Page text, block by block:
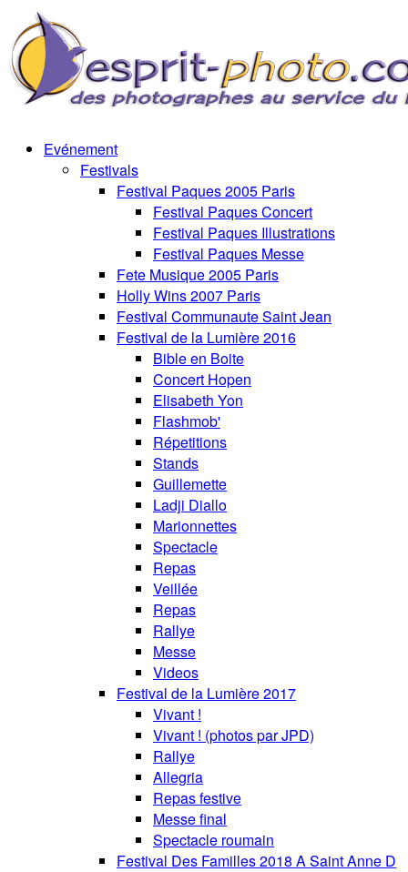
Evénement
Festivals
Festival Paques 2005 Paris
Festival Paques Concert
Festival Paques Illustrations
Festival Paques Messe
Fete Musique 2005 Paris
Holly Wins 2007 Paris
Festival Communaute Saint Jean
Festival de la Lumière 2016
Bible en Boite
Concert Hopen
Elisabeth Yon
Flashmob'
Répetitions
Stands
Guillemette
Ladji Diallo
Marionnettes
Spectacle
Repas
Veillée
Repas
Rallye
Messe
Videos
Festival de la Lumière 2017
Vivant !
Vivant ! (photos par JPD)
Rallye
Allegria
Repas festive
Messe final
Spectacle roumain
Festival Des Familles 2018 A Saint Anne D